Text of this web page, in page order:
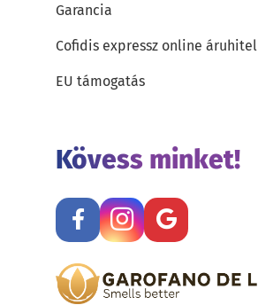
Garancia
Cofidis expressz online áruhitel
EU támogatás
Kövess minket!